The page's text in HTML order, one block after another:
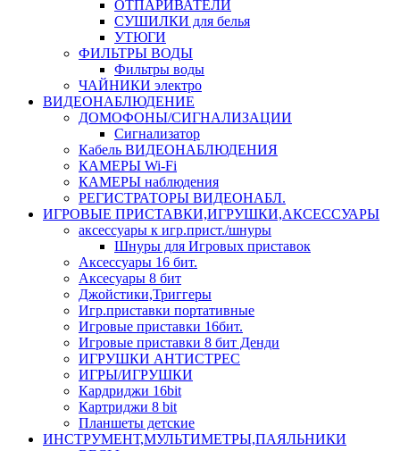
ОТПАРИВАТЕЛИ
СУШИЛКИ для белья
УТЮГИ
ФИЛЬТРЫ ВОДЫ
Фильтры воды
ЧАЙНИКИ электро
ВИДЕОНАБЛЮДЕНИЕ
ДОМОФОНЫ/СИГНАЛИЗАЦИИ
Сигнализатор
Кабель ВИДЕОНАБЛЮДЕНИЯ
КАМЕРЫ Wi-Fi
КАМЕРЫ наблюдения
РЕГИСТРАТОРЫ ВИДЕОНАБЛ.
ИГРОВЫЕ ПРИСТАВКИ,ИГРУШКИ,АКСЕССУАРЫ
аксесcуары к игр.прист./шнуры
Шнуры для Игровых приставок
Аксессуары 16 бит.
Аксесуары 8 бит
Джойстики,Триггеры
Игр.приставки портативные
Игровые приставки 16бит.
Игровые приставки 8 бит Денди
ИГРУШКИ АНТИСТРЕС
ИГРЫ/ИГРУШКИ
Кардриджи 16bit
Картриджи 8 bit
Планшеты детские
ИНСТРУМЕНТ,МУЛЬТИМЕТРЫ,ПАЯЛЬНИКИ